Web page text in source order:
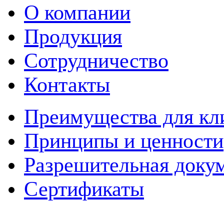
О компании
Продукция
Сотрудничество
Контакты
Преимущества для
Принципы и ценности
Разрешительная
Сертификаты